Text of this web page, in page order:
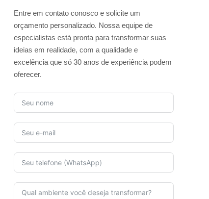
Entre em contato conosco e solicite um
orçamento personalizado. Nossa equipe de
especialistas está pronta para transformar suas
ideias em realidade, com a qualidade e
excelência que só 30 anos de experiência podem
oferecer.